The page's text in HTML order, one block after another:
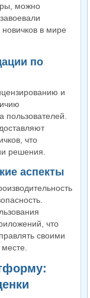
можно
в мире
по
и
пользователей.
что
решения.
аспекты
что
своими